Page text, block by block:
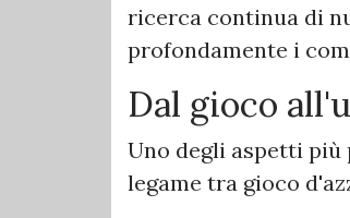
ricerca continua di
profondamente i
Dal gioco
Uno degli aspetti
legame tra gioco